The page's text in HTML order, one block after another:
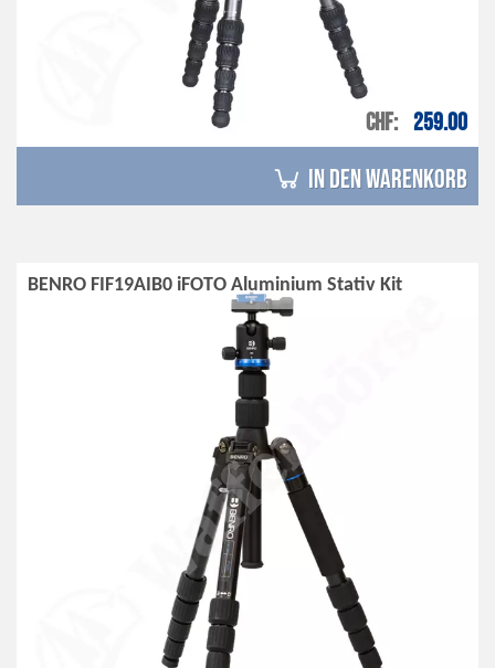
CHF 259.00
in den Warenkorb
BENRO FIF19AIB0 iFOTO Aluminium Stativ Kit